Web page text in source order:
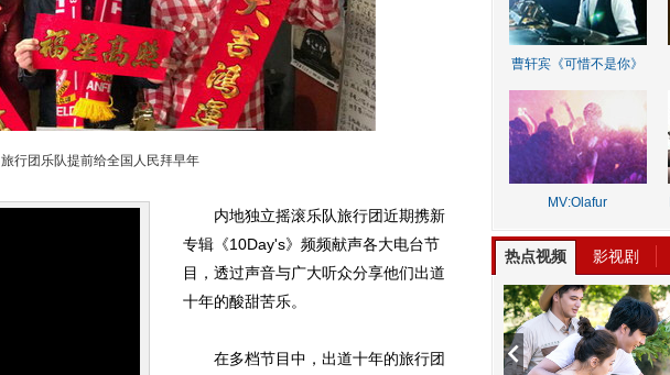
旅行团乐队提前给全国人民拜早年
内地独立摇滚乐队旅行团近期携新
专辑《10Day's》频频献声各大电台节
目，透过声音与广大听众分享他们出道
十年的酸甜苦乐。
在多档节目中，出道十年的旅行团
曹轩宾《可惜不是你》
MV:Olafur
热点视频 影视剧